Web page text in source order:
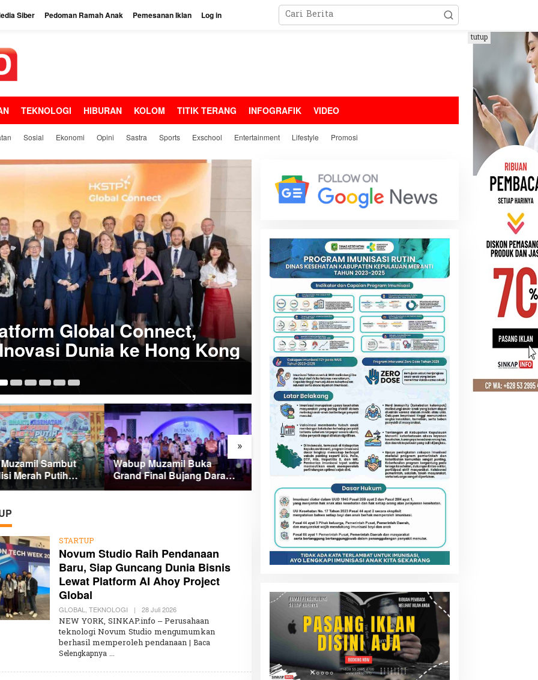
Siber Pedoman Ramah Anak Pemesanan Iklan Log in
TEKNOLOGI HIBURAN KOLOM TITIK TERANG INFOGRAFIK VIDEO
Sosial Ekonomi Opini Sastra Sports Exschool Entertainment Lifestyle Promosi
tutup
Global Connect,
Dunia ke Hong Kong
GLOBAL,TEKNOLOGI
Qianhai Buka Program Global,
Bangun Bisnis AI Sendirian
19 Maret 2026
»
Sambut
Merah Putih
Mangrove
Wabup Muzamil Buka
Grand Final Bujang Dara
Meranti, Ini Daftar
Sambut HUT RI ke-81, DWP
Meranti Kompak Bersenam
dan Ikuti Perlombaan Seru
ATR/BPN Pantau Tanah
Ulayat Langgam, Sertipikat
HPL Dikebut Demi Lindungi
Hak Masyarakat Adat
STARTUP
Novum Studio Raih Pendanaan
Baru, Siap Guncang Dunia Bisnis
Lewat Platform AI Ahoy Project
Global
GLOBAL TEKNOLOGI | 28 Juli 2026O
L
E
H
K
NEW YORK, SINKAP.info – Perusahaan
teknologi Novum Studio mengumumkan
berhasil memperoleh pendanaan | Baca
Selengkapnya